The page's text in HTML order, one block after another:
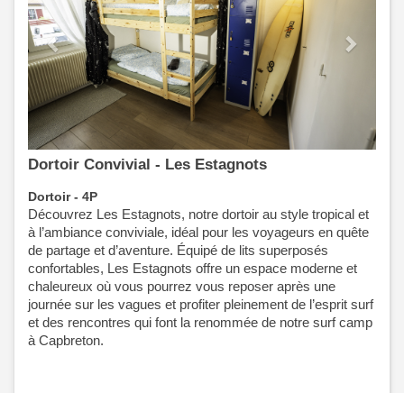
Dortoir Convivial - Les Estagnots
Dortoir - 4P
Découvrez Les Estagnots, notre dortoir au style tropical et
à l’ambiance conviviale, idéal pour les voyageurs en quête
de partage et d’aventure. Équipé de lits superposés
confortables, Les Estagnots offre un espace moderne et
chaleureux où vous pourrez vous reposer après une
journée sur les vagues et profiter pleinement de l’esprit surf
et des rencontres qui font la renommée de notre surf camp
à Capbreton.